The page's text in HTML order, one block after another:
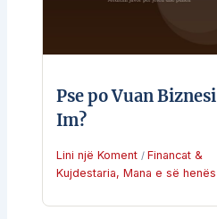
Pse po Vuan Biznesi
Im?
Lini një Koment / Financat &
Kujdestaria, Mana e së henës